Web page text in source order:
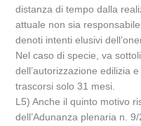
distanza di tempo dalla
attuale non sia
denoti intenti elusivi
Nel caso di specie, va
dell’autorizzazione edilizia
trascorsi solo 31 mesi.
L5) Anche il quinto motivo
dell’Adunanza plenaria n.